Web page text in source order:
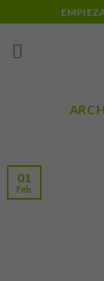
to
content
01
Feb